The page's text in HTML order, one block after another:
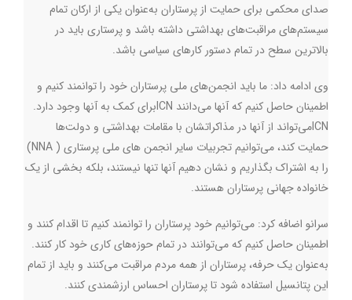
صدای محکمی برای حمایت از پرستاران به‌عنوان یکی از ارکان تمام
سیستم‌های مراقبت‌های بهداشتی داشته باشد و پرستاری باید در
بالاترین سطح در تمام دستور کارهای سیاسی باشد.
وی ادامه داد: ما باید انجمن‌های ملی پرستاران خود را توانمند کنیم و
اطمینان حاصل کنیم که آنها می‌دانند ICNبرای کمک به آنها وجود دارد.
ICNمی‌تواند از آنها در مذاکراتشان با مقامات بهداشتی و دولت‌ها
حمایت کند، می‌توانیم تجربیات سایر انجمن های ملی پرستاری ( NNA
)
را به اشتراک بگذاریم و نشان دهیم آنها تنها نیستند، بلکه بخشی از یک
خانواده جهانی پرستاران هستند.
سرانو اضافه کرد: می‌توانیم خود پرستاران را توانمند کنیم تا اقدام کنند و
اطمینان حاصل کنیم که می‌توانند در تمام حوزه‌های کاری خود کار کنند.
به‌عنوان یک حرفه، پرستاران از همه مردم مراقبت می‌کنند و باید از تمام
این پتانسیل استفاده شود تا پرستاران احساس ارزشمندی کنند.